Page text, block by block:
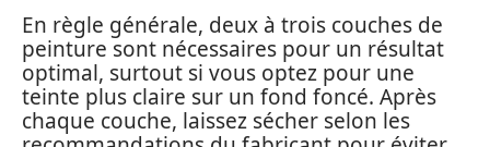
En règle générale, deux à trois couches de
peinture sont nécessaires pour un résultat
optimal, surtout si vous optez pour une
teinte plus claire sur un fond foncé. Après
chaque couche, laissez sécher selon les